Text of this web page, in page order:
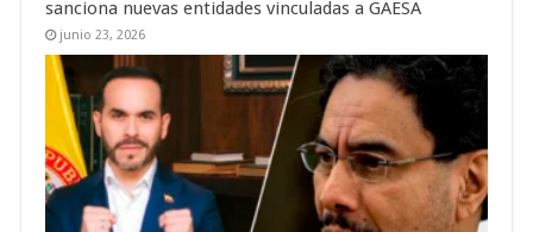
sanciona nuevas entidades vinculadas a GAESA
junio 23, 2026